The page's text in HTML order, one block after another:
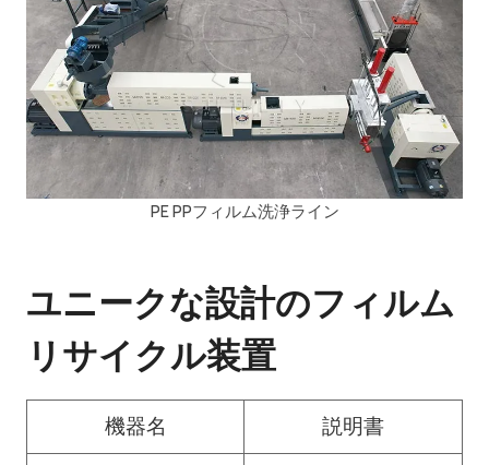
PE PPフィルム洗浄ライン
ユニークな設計のフィルム
リサイクル装置
機器名 説明書